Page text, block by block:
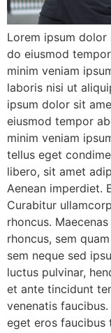
Lorem ipsum
do eiusmod
minim veniam
laboris nisi ut
ipsum dolor sit
eiusmod tempor
minim veniam
tellus eget
libero, sit amet
Aenean imperdiet.
Curabitur
rhoncus.
rhoncus, sem
sem neque sed
luctus pulvinar,
et ante tincidunt
venenatis
eget eros faucibus